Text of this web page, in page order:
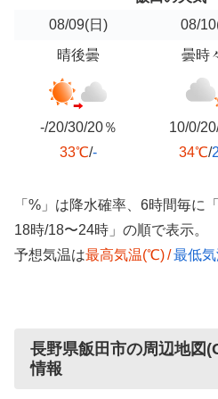
08/09(日) 08/10
晴後曇
-/20/30/20％
33℃/-
曇時
10/0/
34℃/
「%」は降水確率、6時間毎に
18時/18〜24時」の順で表示。
予想気温は最高気温(℃)/最低
長野県飯田市の周辺地図
情報